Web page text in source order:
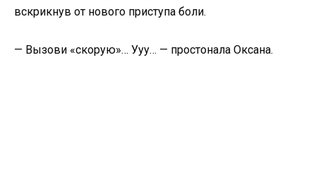
вскрикнув от нового приступа боли.
— Вызови «скорую»… Ууу… — простонала Оксана.